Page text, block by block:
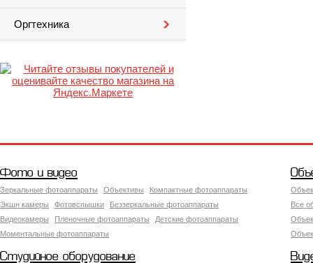
Оргтехника
Фото и видео
Зеркальные фотоаппараты Объективы
Компактные фотоаппараты
Экшн камеры
Фотовспышки
Беззеркальные фотоаппараты
Видеокамеры
Пленочные фотоаппараты
Детские фотоаппараты
Моментальные фотоаппараты
Все
Студийное оборудование